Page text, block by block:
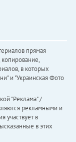
прямая
в которых
и "Украинская Фото
"Реклама" /
рекламными и
участвует в
в этих